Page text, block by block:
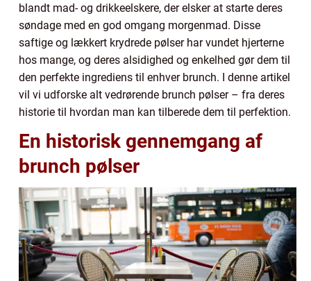
blandt mad- og drikkeelskere, der elsker at starte deres
søndage med en god omgang morgenmad. Disse
saftige og lækkert krydrede pølser har vundet hjerterne
hos mange, og deres alsidighed og enkelhed gør dem til
den perfekte ingrediens til enhver brunch. I denne artikel
vil vi udforske alt vedrørende brunch pølser – fra deres
historie til hvordan man kan tilberede dem til perfektion.
En historisk gennemgang af
brunch pølser